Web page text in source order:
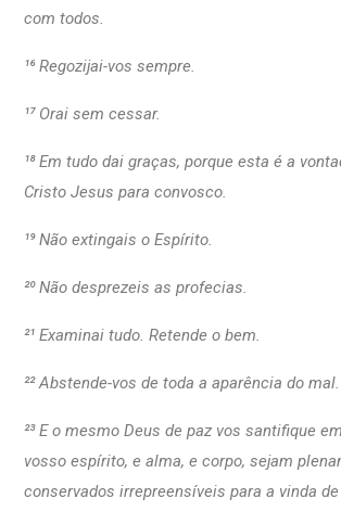
com todos.
¹⁶ Regozijai-vos sempre.
¹⁷ Orai sem cessar.
¹⁸ Em tudo dai graças, porque esta é a
Cristo Jesus para convosco.
¹⁹ Não extingais o Espírito.
²⁰ Não desprezeis as profecias.
²¹ Examinai tudo. Retende o bem.
²² Abstende-vos de toda a aparência do mal.
²³ E o mesmo Deus de paz vos santifique
vosso espírito, e alma, e corpo, sejam
conservados irrepreensíveis para a vinda